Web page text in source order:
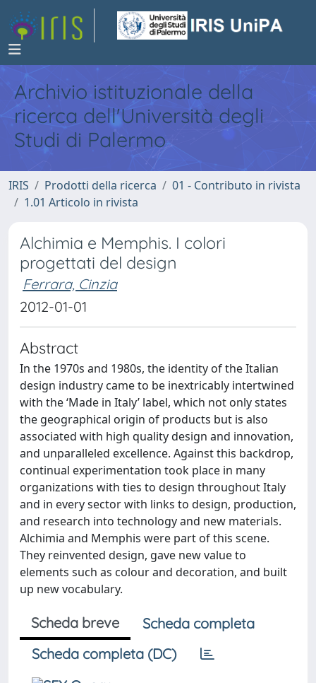
Archivio istituzionale della
ricerca dell'Università degli
Studi di Palermo
IRIS Prodotti della ricerca
01 - Contributo in rivista
1.01 Articolo in rivista
Alchimia e Memphis. I colori
progettati del design
Ferrara, Cinzia
2012-01-01
Abstract
In the 1970s and 1980s, the identity of the Italian
design industry came to be inextricably intertwined
with the ‘Made in Italy’ label, which not only states
the geographical origin of products but is also
associated with high quality design and innovation,
and unparalleled excellence. Against this backdrop,
continual experimentation took place in many
organizations with ties to design throughout Italy
and in every sector with links to design, production,
and research into technology and new materials.
Alchimia and Memphis were part of this scene.
They reinvented design, gave new value to
elements such as colour and decoration, and built
up new vocabulary.
Scheda breve
Scheda completa
Scheda completa (DC)